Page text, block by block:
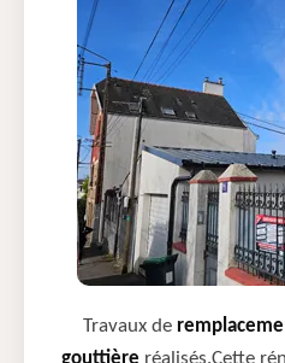
Travaux de
gouttière réalisés.Cette